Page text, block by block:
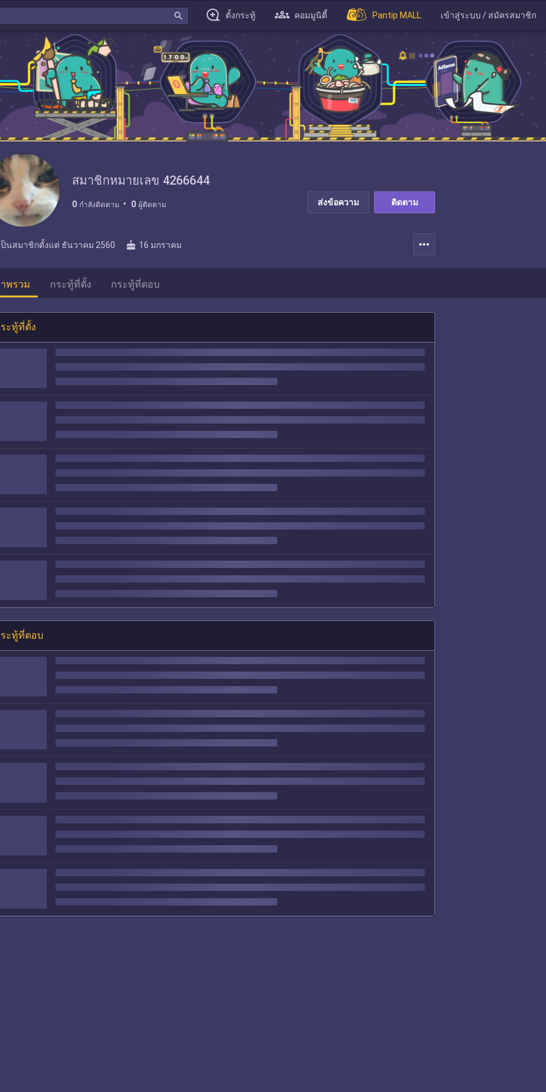
search ตั้งกระทู้ คอมมูนิตี้ Pantip MALL เข้าสู่ระบบ / สมัครสมาชิก
สมาชิกหมายเลข 4266644
0 กำลังติดตาม 0 ผู้ติดตาม ส่งข้อความ ติดตาม
ป็นสมาชิกตั้งแต่ ธันวาคม 2560 cake 16 มกราคม more_horiz
พรวม กระทู้ที่ตั้ง กระทู้ที่ตอบ
ะทู้ที่ตั้ง
ะทู้ที่ตอบ